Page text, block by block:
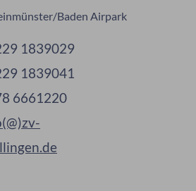
Baden Airpark
1839029
1839041
6661220